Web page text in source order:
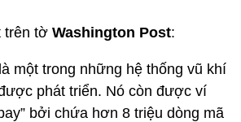
trên tờ Washington Post:
một trong những hệ thống vũ khí
phát triển. Nó còn được ví
bởi chứa hơn 8 triệu dòng mã